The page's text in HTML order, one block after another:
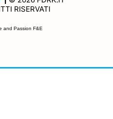
RISERVATI
and Passion F&E